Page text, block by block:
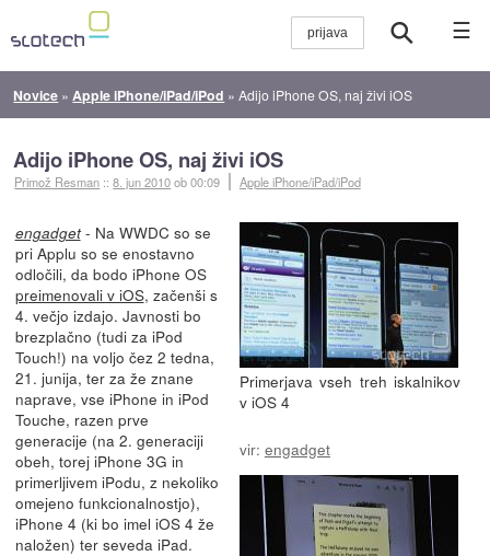
☰
Novice » Apple iPhone/iPad/iPod »Adijo iPhone OS, naj živi iOS
Adijo iPhone OS, naj živi iOS
Primož Resman ::8. jun 2010ob 00:09 Apple iPhone/iPad/iPod
Primerjava vseh treh iskalnikov
v iOS 4
vir: engadget
engadget- Na WWDC so se
pri Applu so se enostavno
odločili, da bodo iPhone OS
preimenovali v iOS, začenši s
4. večjo izdajo. Javnosti bo
brezplačno (tudi za iPod
Touch!) na voljo čez 2 tedna,
21. junija, ter za že znane
naprave, vse iPhone in iPod
Touche, razen prve
generacije (na 2. generaciji
obeh, torej iPhone 3G in
primerljivem iPodu, z nekoliko
omejeno funkcionalnostjo),
iPhone 4 (ki bo imel iOS 4 že
naložen) ter seveda iPad.